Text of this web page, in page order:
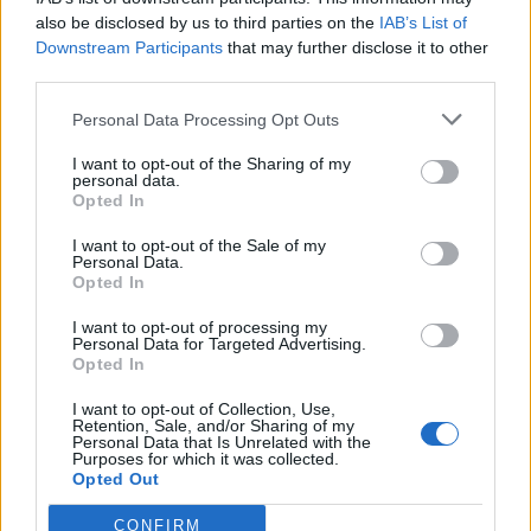
also be disclosed by us to third parties on the IAB’s List of
Downstream Participants that may further disclose it to other
Personal Data Processing Opt Outs
I want to opt-out of the Sharing of my
personal data.
Opted In
I want to opt-out of the Sale of my
Personal Data.
Opted In
I want to opt-out of processing my
Personal Data for Targeted Advertising.
Opted In
I want to opt-out of Collection, Use,
Retention, Sale, and/or Sharing of my
Personal Data that Is Unrelated with the
Purposes for which it was collected.
Opted Out
CONFIRM
NX7 é o novo SUV da Nissan para China e
VIRGILIO MACHADO 08/08/2026